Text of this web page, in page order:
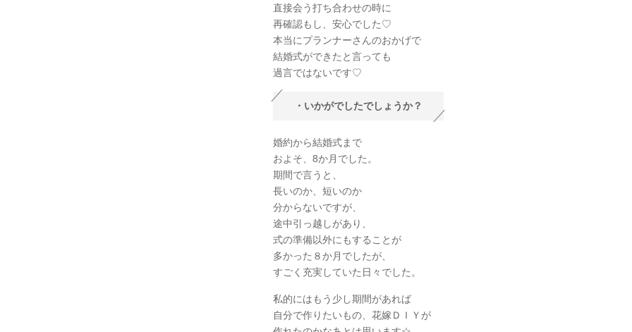
直接会う打ち合わせの時に
再確認もし、安心でした♡
本当にプランナーさんのおかげで
結婚式ができたと言っても
過言ではないです♡
・いかがでしたでしょうか？
婚約から結婚式まで
およそ、8か月でした。
期間で言うと、
長いのか、短いのか
分からないですが、
途中引っ越しがあり、
式の準備以外にもすることが
多かった８か月でしたが、
すごく充実していた日々でした。
私的にはもう少し期間があれば
自分で作りたいもの、花嫁ＤＩＹが